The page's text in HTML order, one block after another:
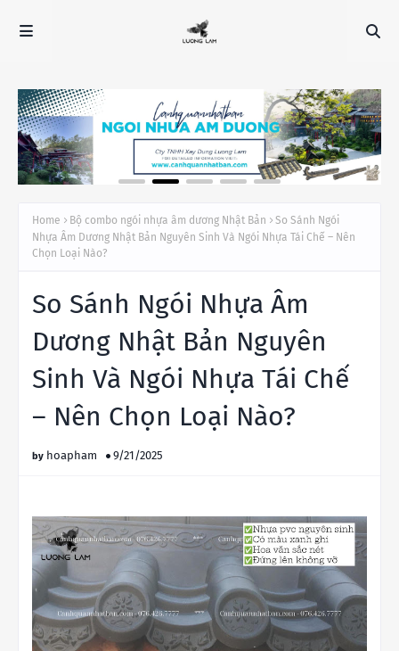
Home Bộ combo ngói nhựa âm dương Nhật Bản
So Sánh Ngói
Nhựa Âm Dương Nhật Bản Nguyên Sinh Và Ngói Nhựa Tái Chế – Nên
Chọn Loại Nào?
So Sánh Ngói Nhựa Âm
Dương Nhật Bản Nguyên
Sinh Và Ngói Nhựa Tái Chế
– Nên Chọn Loại Nào?
hoapham 9/21/2025